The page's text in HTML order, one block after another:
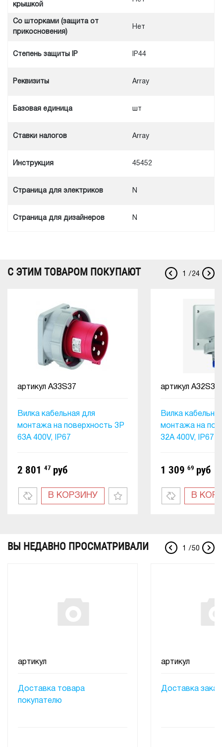
крышкой
Со шторками (защита от
прикосновения)
Нет
Степень защиты IP IP44
Реквизиты Array
Базовая единица шт
Ставки налогов Array
Инструкция 45452
Cтраница для электриков N
Cтраница для дизайнеров N
С ЭТИМ ТОВАРОМ ПОКУПАЮТ / 24
Вилка кабельная для
монтажа на поверхность 3Р
63А 400V, IP67
артикул A33S37
2 801 47 руб
В КОРЗИНУ
Вилка
монтажа на
32А 400V, IP67
артикул A32S36
1 309 69 руб
В
1
ВЫ НЕДАВНО ПРОСМАТРИВАЛИ /50
Доставка товара
покупателю
артикул
Доставка
артикул
1